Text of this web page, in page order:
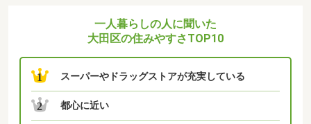
一人暮らしの人に聞いた
大田区の住みやすさTOP10
1 スーパーやドラッグストアが充実している
2 都心に近い